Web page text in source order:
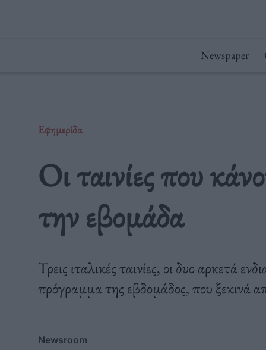
Newspaper
Εφημερίδα
Οι ταινίες που
την εβομάδα
Τρεις ιταλικές ταινίες, οι δυο αρκετά
πρόγραμμα της εβδομάδος, που ξεκινά
Newsroom